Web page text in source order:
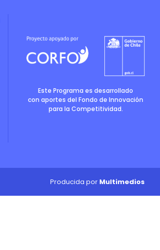
Este Programa es desarrollado
con aportes del Fondo de Innovación
para la Competitividad.
Producida por Multimedios